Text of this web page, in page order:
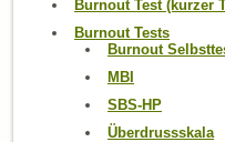
Burnout Test (kurzer
Burnout Tests
Burnout
MBI
SBS-HP
Überdrussskala